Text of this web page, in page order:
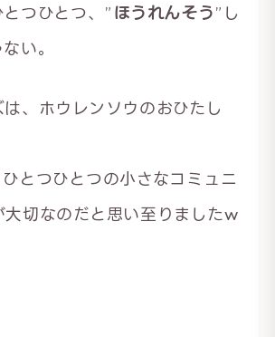
つひとつ、” ほうれんそう ”し
い。
、ホウレンソウのおひたし
とつひとつの小さなコミュニ
大切なのだと思い至りましたw